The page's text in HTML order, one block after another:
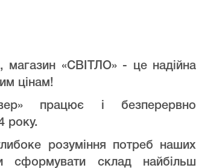
магазин «СВІТЛО» - це надійна
цінам!
працює і безперервно
року.
розуміння потреб наших
сформувати склад найбільш